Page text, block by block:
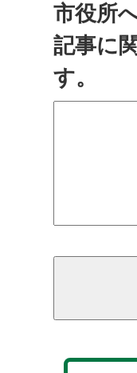
市役所
記事に
す。